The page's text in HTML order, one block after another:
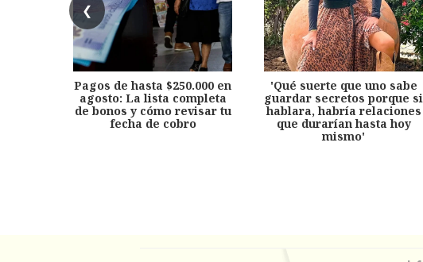
❮
Pagos de hasta $250.000 en
agosto: La lista completa
de bonos y cómo revisar tu
fecha de cobro
'Qué suerte que uno sabe
guardar secretos porque si
hablara, habría relaciones
que durarían hasta hoy
mismo'